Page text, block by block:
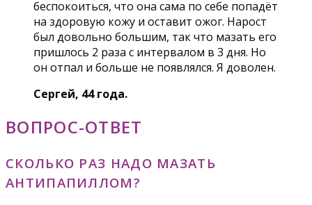
беспокоиться, что она сама по себе попадёт
на здоровую кожу и оставит ожог. Нарост
был довольно большим, так что мазать его
пришлось 2 раза с интервалом в 3 дня. Но
он отпал и больше не появлялся. Я доволен.
Сергей, 44 года.
ВОПРОС-ОТВЕТ
СКОЛЬКО РАЗ НАДО МАЗАТЬ
АНТИПАПИЛЛОМ?